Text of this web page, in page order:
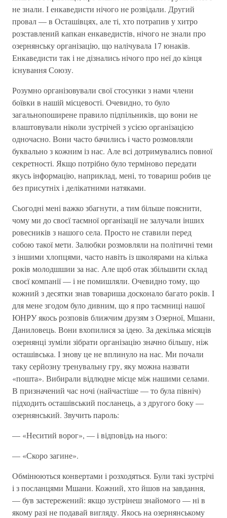
не знали. І енкаведисти нічого не розвідали. Другий
провал — в Осташівцях, але ті, хто потрапив у хитро
розставлений капкан енкаведистів, нічого не знали про
озернянську організацію, що налічувала 17 юнаків.
Енкаведисти так і не дізнались нічого про неї до кінця
існування Союзу.
Розумно організовували свої стосунки з нами члени
боївки в нашій місцевості. Очевидно, то було
загальнопоширене правило підпільників, що вони не
влаштовували ніколи зустрічей з усією організацією
одночасно. Вони часто бачились і часто розмовляли
буквально з кожним із нас. Але всі дотримувались повної
секретності. Якщо потрібно було терміново передати
якусь інформацію, наприклад, мені, то товариш робив це
без присутніх і делікатними натяками.
Сьогодні мені важко збагнути, а тим більше пояснити,
чому ми до своєї таємної організації не залучали інших
ровесників з нашого села. Просто не ставили перед
собою такої мети. Залюбки розмовляли на політичні теми
з іншими хлопцями, часто навіть із школярами на кілька
років молодшшии за нас. Але щоб отак збільшити склад
своєї компанії — і не помишляли. Очевидно тому, що
кожний з десятки знав товариша досконало багато років. І
для мене згодом було дивним, що я про таємниці нашої
ЮНРУ якось розповів ближчим друзям з Озерної, Мшани,
Даниловець. Вони вхопилися за ідею. За декілька місяців
озернянці зуміли зібрати організацію значно більшу, ніж
осташівська. І знову це не вплинуло на нас. Ми почали
таку серйозну тренувальну гру, яку можна назвати
«пошта». Вибирали відлюдне місце між нашими селами.
В призначений час ночі (найчастіше — то була північ)
підходить осташівський посланець, а з другого боку —
озернянський. Звучить пароль:
— «Неситий ворог», — і відповідь на нього:
— «Скоро загине».
Обмінюються конвертами і розходяться. Були такі зустрічі
і з посланцями Мшани. Кожний, хто йшов на завдання,
— був застережений: якщо зустрінеш знайомого — ні в
якому разі не подавай вигляду. Якось на озернянському